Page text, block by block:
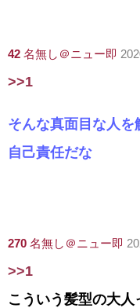
42 名無し＠ニュー即
>>1
そんな真面目な人を
自己責任だな
270 名無し＠ニュー即
>>1
こういう髪型の大